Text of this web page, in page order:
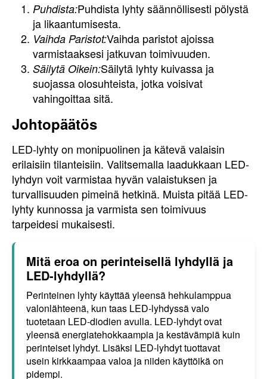
Puhdista:Puhdista lyhty säännöllisesti pölystä
ja likaantumisesta.
Vaihda Paristot:Vaihda paristot ajoissa
varmistaaksesi jatkuvan toimivuuden.
Säilytä Oikein:Säilytä lyhty kuivassa ja
suojassa olosuhteista, jotka voisivat
vahingoittaa sitä.
Johtopäätös
LED-lyhty on monipuolinen ja kätevä valaisin
erilaisiin tilanteisiin. Valitsemalla laadukkaan LED-
lyhdyn voit varmistaa hyvän valaistuksen ja
turvallisuuden pimeinä hetkinä. Muista pitää LED-
lyhty kunnossa ja varmista sen toimivuus
tarpeidesi mukaisesti.
Mitä eroa on perinteisellä lyhdyllä ja
LED-lyhdyllä?
Perinteinen lyhty käyttää yleensä hehkulamppua
valonlähteenä, kun taas LED-lyhdyssä valo
tuotetaan LED-diodien avulla. LED-lyhdyt ovat
yleensä energiatehokkaampia ja kestävämpiä kuin
perinteiset lyhdyt. Lisäksi LED-lyhdyt tuottavat
usein kirkkaampaa valoa ja niiden käyttöikä on
pidempi.